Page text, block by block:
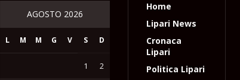
AGOSTO 2026
L M M G V S D
1 2
Home
Lipari News
Cronaca
Lipari
Politica Lipari